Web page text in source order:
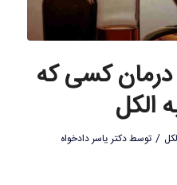
کسی که
الکل
/ توسطدکتر یاسر دادخواه